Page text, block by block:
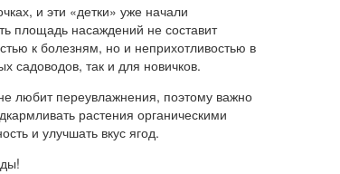
и эти «детки» уже начали
площадь насаждений не составит
к болезням, но и неприхотливостью в
садоводов, так и для новичков.
любит переувлажнения, поэтому важно
растения органическими
и улучшать вкус ягод.